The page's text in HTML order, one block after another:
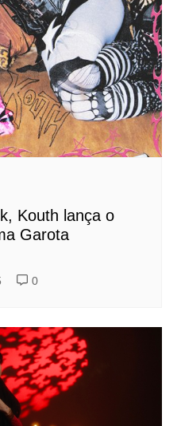
Kouth lança o
Garota
0